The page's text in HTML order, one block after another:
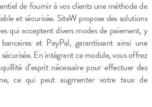
de fournir à vos clients une méthode de
et sécurisée. SiteW propose des solutions
qui acceptent divers modes de paiement, y
et PayPal, garantissant ainsi une
En intégrant ce module, vous offrez
d’esprit nécessaire pour effectuer des
ce qui peut augmenter votre taux de